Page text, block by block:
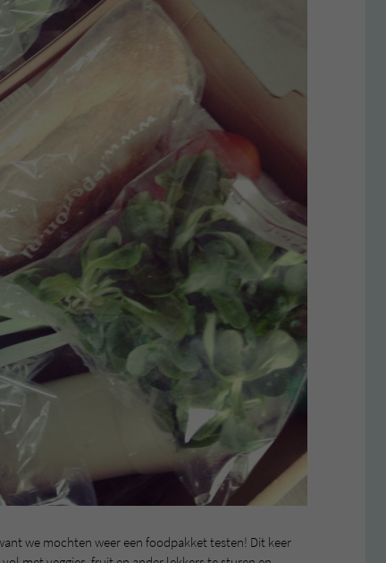
we mochten weer een foodpakket testen! Dit keer